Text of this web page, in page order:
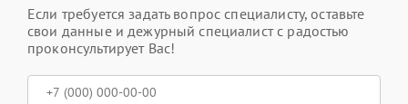
Если требуется задать вопрос специалисту, оставьте
свои данные и дежурный специалист с радостью
проконсультирует Вас!